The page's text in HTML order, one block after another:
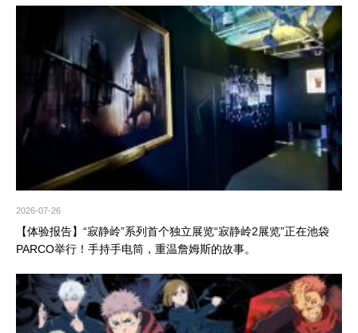
2026-07-26
【体验报告】“寂静岭”系列首个独立展览“寂静岭2展览”正在池袋
PARCO举行！手持手电筒，重温詹姆斯的故事。